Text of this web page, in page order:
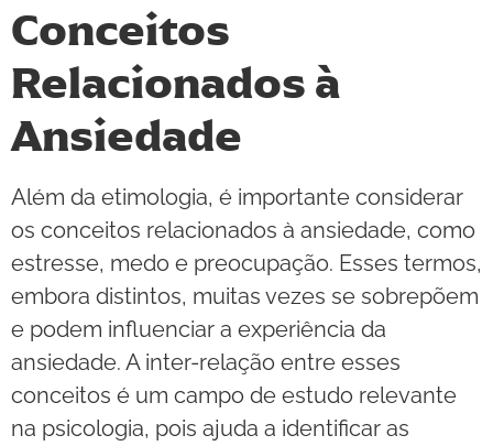
Conceitos
Relacionados à
Ansiedade
Além da etimologia, é importante considerar
os conceitos relacionados à ansiedade, como
estresse, medo e preocupação. Esses termos,
embora distintos, muitas vezes se sobrepõem
e podem influenciar a experiência da
ansiedade. A inter-relação entre esses
conceitos é um campo de estudo relevante
na psicologia, pois ajuda a identificar as